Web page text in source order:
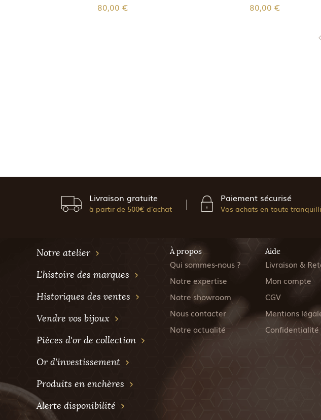
80,00 € 80,00 €
Livraison gratuite
à partir de 500€ d'achat
Paiement sécurisé
Vos achats en toute
Notre atelier
L'histoire des marques
Historiques des ventes
Vendre vos bijoux
Pièces d'or de collection
Or d'investissement
Produits en enchères
Alerte disponibilité
À propos
Qui sommes-nous ?
Notre expertise
Notre showroom
Nous contacter
Notre actualité
Aide
Livraison &
Mon compte
CGV
Mentions
Confidentialité